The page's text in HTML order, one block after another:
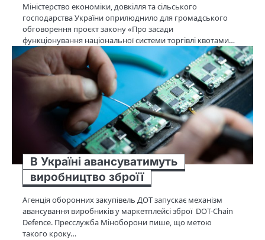
Міністерство економіки, довкілля та сільського
господарства України оприлюднило для громадського
обговорення проєкт закону «Про засади
функціонування національної системи торгівлі квотами…
В Україні авансуватимуть
виробництво зброїї
Агенція оборонних закупівель ДОТ запускає механізм
авансування виробників у маркетплейсі зброї DOT-Chain
Defence. Пресслужба Міноборони пише, що метою
такого кроку…